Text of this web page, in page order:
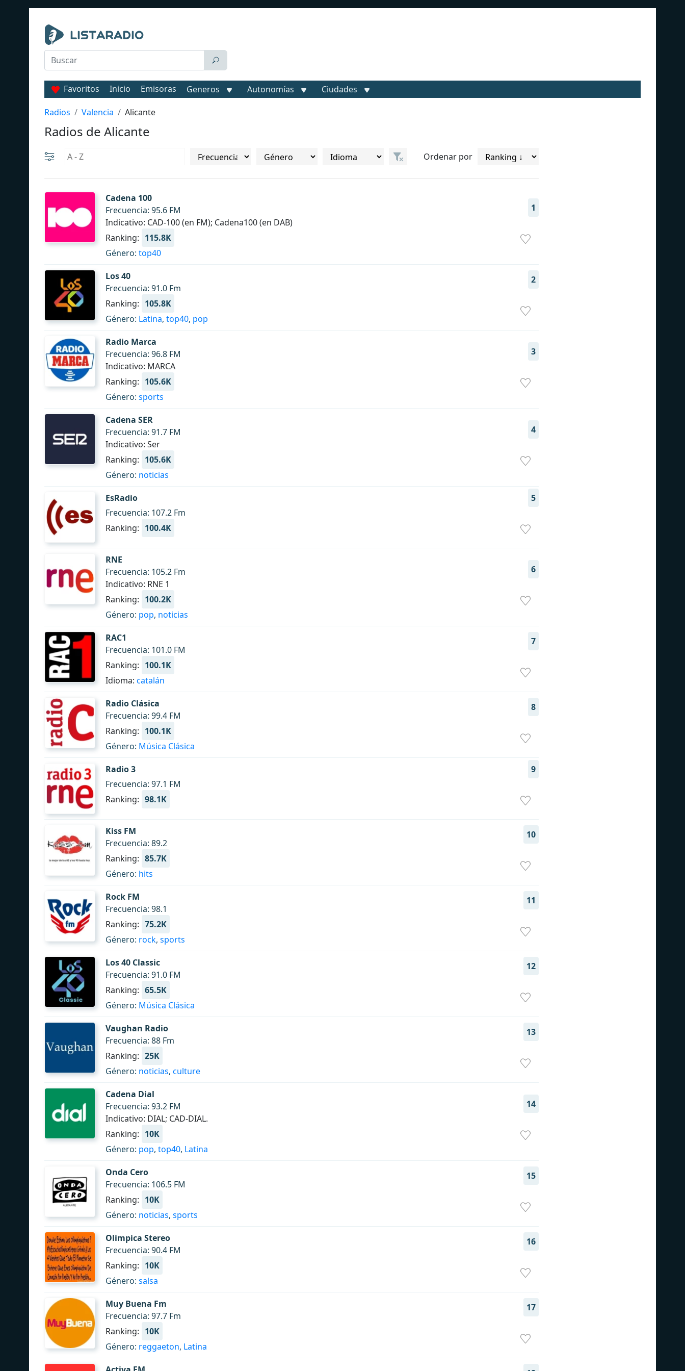
Favoritos Inicio Emisoras Generos Autonomías Ciudades
Radios Valencia Alicante
Radios de Alicante
Ordenar por
Cadena 100
1
Frecuencia: 95.6 FM
Indicativo: CAD-100 (en FM); Cadena100 (en DAB)
Ranking: 115.8K
Género: top40
Los 40 2
Frecuencia: 91.0 Fm
Ranking: 105.8K
Género: Latina, top40, pop
Radio Marca
3
Frecuencia: 96.8 FM
Indicativo: MARCA
Ranking: 105.6K
Género: sports
Cadena SER
4
Frecuencia: 91.7 FM
Indicativo: Ser
Ranking: 105.6K
Género: noticias
EsRadio
5
Frecuencia: 107.2 Fm
Ranking: 100.4K
RNE
6
Frecuencia: 105.2 Fm
Indicativo: RNE 1
Ranking: 100.2K
Género: pop, noticias
RAC1 7
Frecuencia: 101.0 FM
Ranking: 100.1K
Idioma: catalán
Radio Clásica 8
Frecuencia: 99.4 FM
Ranking: 100.1K
Género: Música Clásica
Radio 3
9
Frecuencia: 97.1 FM
Ranking: 98.1K
Kiss FM 10
Frecuencia: 89.2
Ranking: 85.7K
Género: hits
Rock FM 11
Frecuencia: 98.1
Ranking: 75.2K
Género: rock, sports
Los 40 Classic 12
Frecuencia: 91.0 FM
Ranking: 65.5K
Género: Música Clásica
Vaughan Radio 13
Frecuencia: 88 Fm
Ranking: 25K
Género: noticias, culture
Cadena Dial
14
Frecuencia: 93.2 FM
Indicativo: DIAL; CAD-DIAL.
Ranking: 10K
Género: pop, top40, Latina
Onda Cero 15
Frecuencia: 106.5 FM
Ranking: 10K
Género: noticias, sports
Olimpica Stereo 16
Frecuencia: 90.4 FM
Ranking: 10K
Género: salsa
Muy Buena Fm 17
Frecuencia: 97.7 Fm
Ranking: 10K
Género: reggaeton, Latina